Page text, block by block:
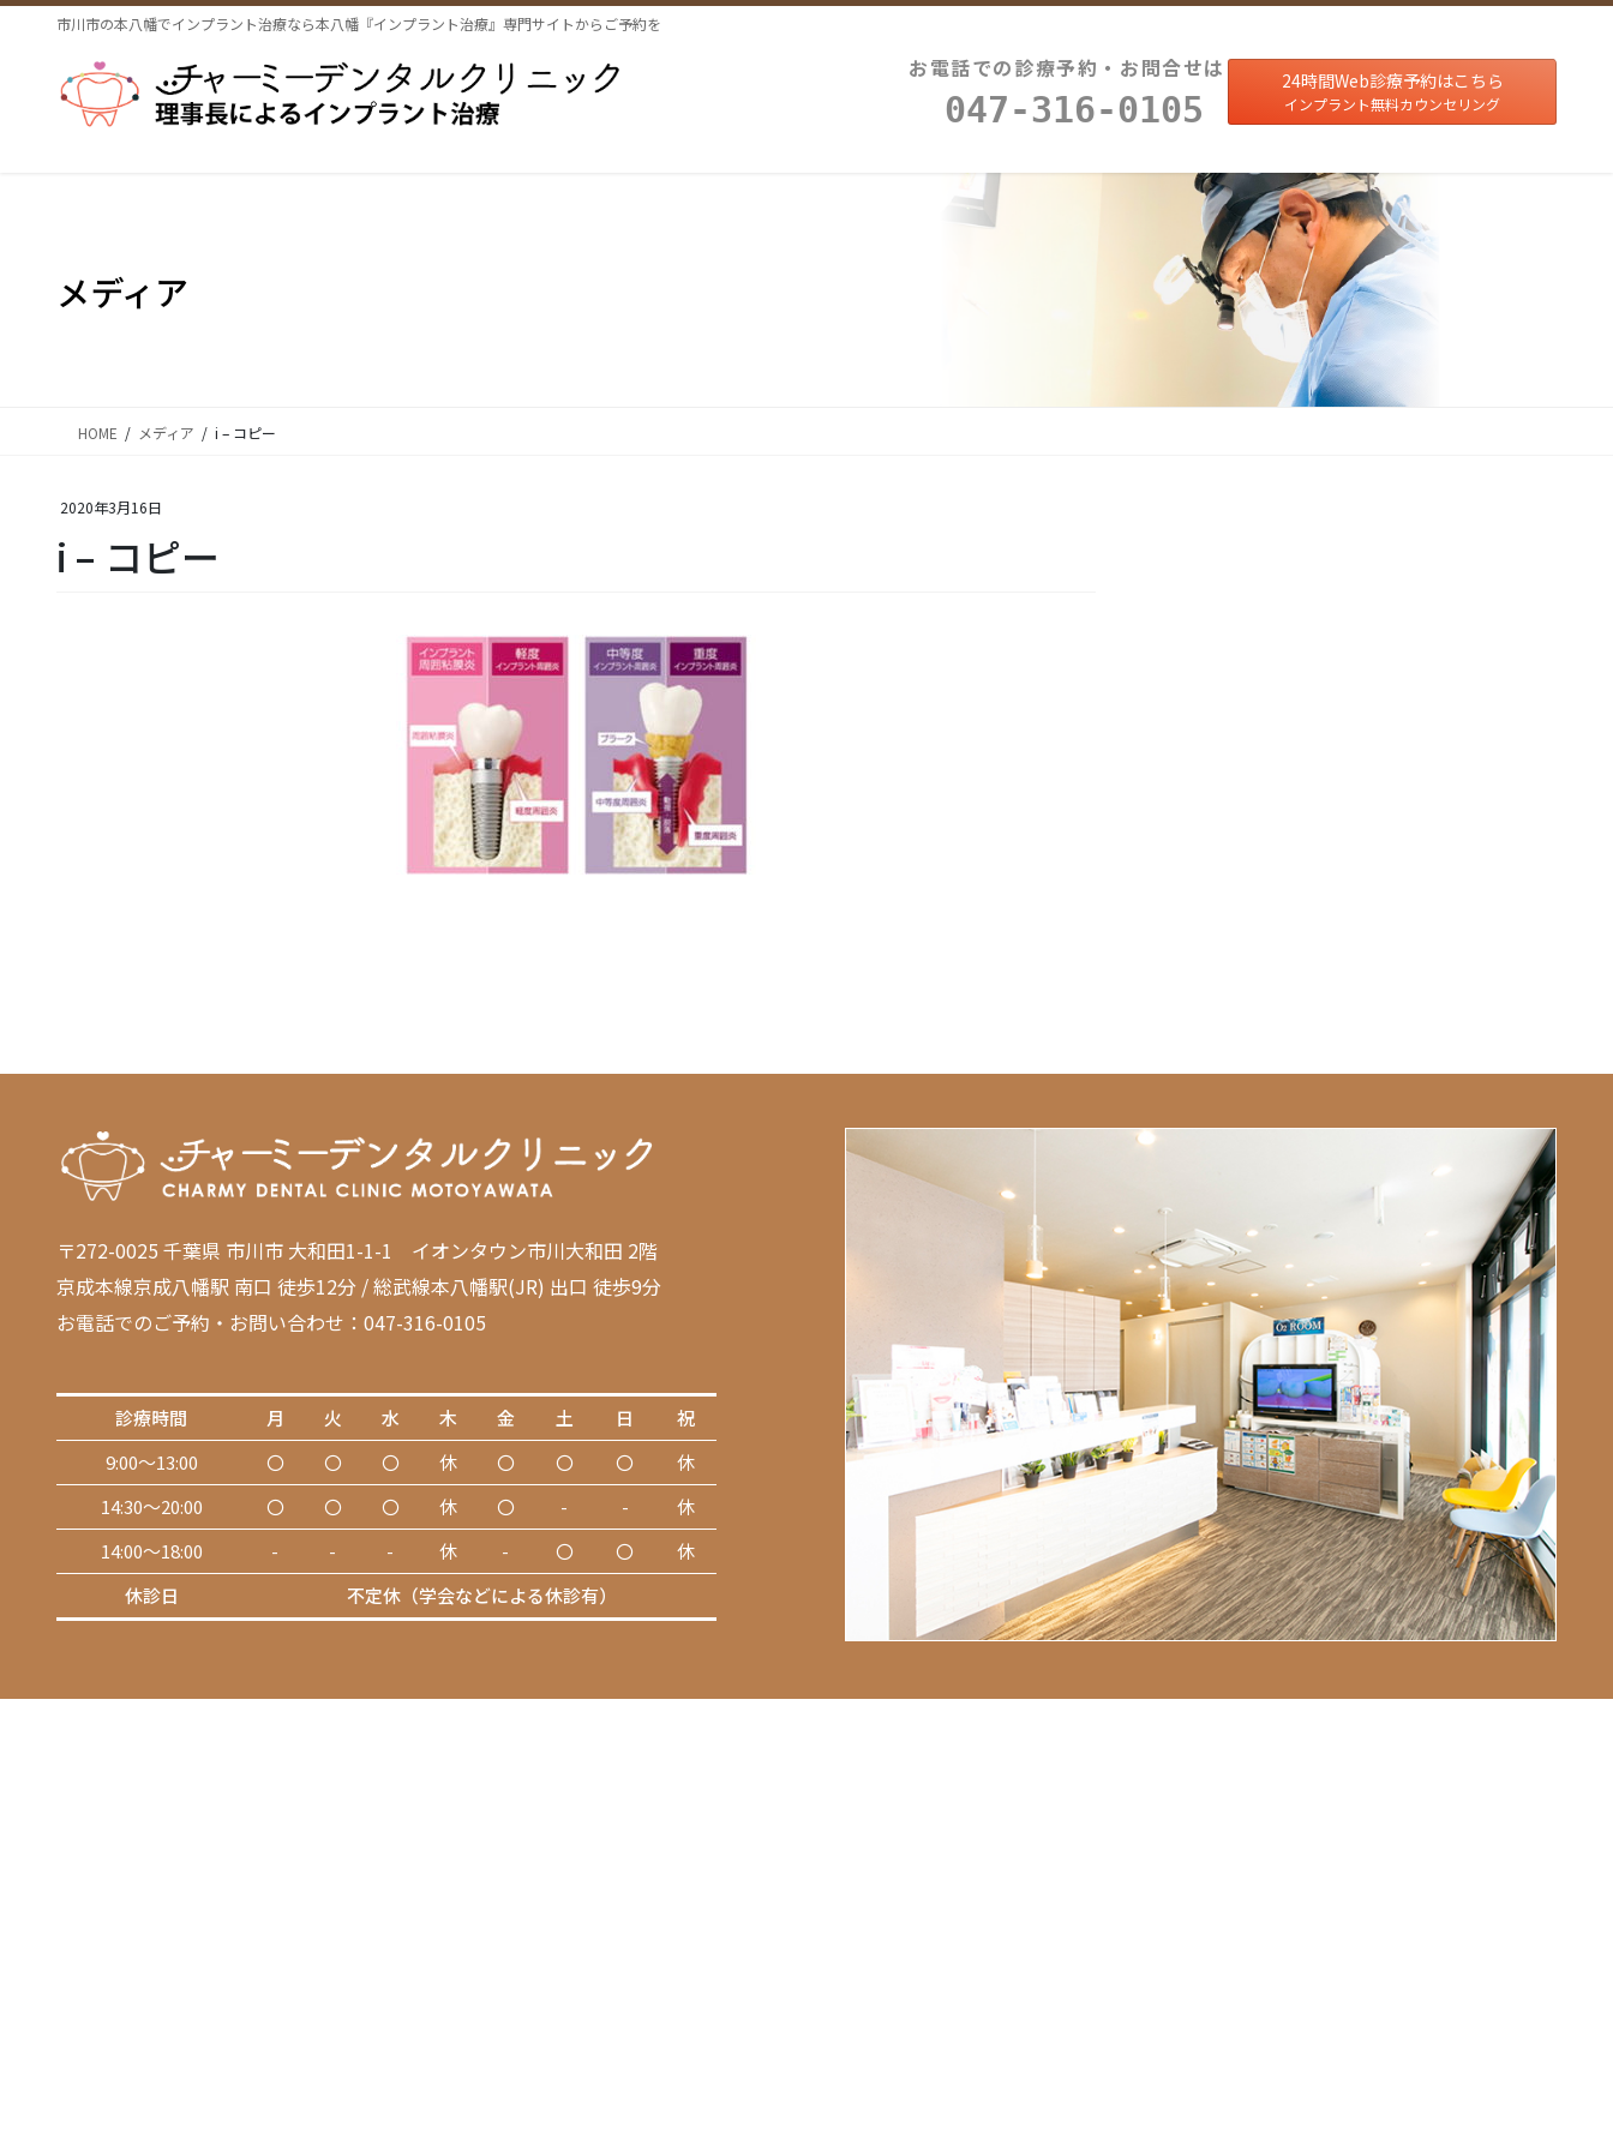
コ
ナ
市川市の本八幡でインプラント治療なら本八幡『インプラント治療』専門サイトからご予約を
お電話での診療予約・お問合せは
047-316-0105
24時間Web診療予約はこちら
インプラント無料カウンセリング
メディア
HOME メディア i – コピー
2020年3月16日
i – コピー
〒272-0025 千葉県 市川市 大和田1-1-1 イオンタウン市川大和田 2階
京成本線京成八幡駅 南口 徒歩12分 / 総武線本八幡駅(JR) 出口 徒歩9分
お電話でのご予約・お問い合わせ：047-316-0105
診療時間 月 火 水 木 金 土 日
祝
9:00～13:00
〇 〇 〇 休 〇 〇 〇
休
14:30～20:00
〇 〇 〇 休 〇 - -
休
14:00～18:00
- - - 休 - 〇 〇
休
休診日
不定休（学会などによる休診有）